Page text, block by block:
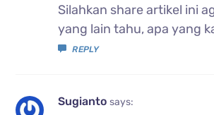
Silahkan share artikel ini
yang lain tahu, apa yang
REPLY
Sugiantosays: